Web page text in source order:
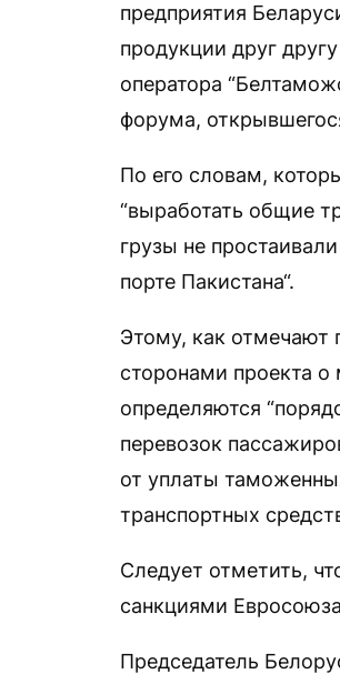
предприятия
продукции друг
оператора
форума,
По его словам,
“выработать общие
грузы не
порте Пакистана“.
Этому, как отмечают
сторонами проекта
определяются
перевозок
от уплаты
транспортных
Следует отметить,
санкциями
Председатель